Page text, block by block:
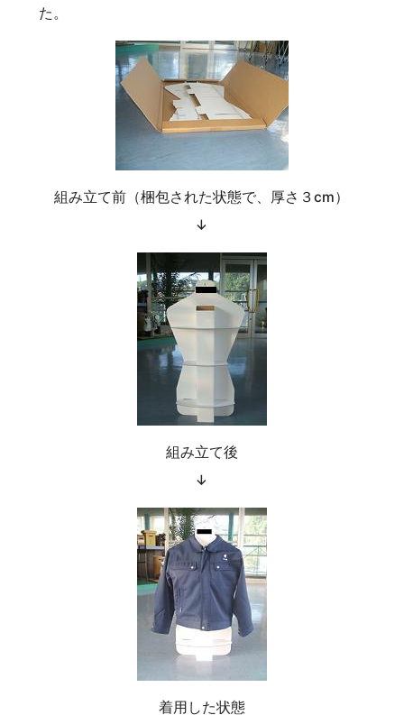
た。
組み立て前（梱包された状態で、厚さ３cm）
↓
組み立て後
↓
着用した状態